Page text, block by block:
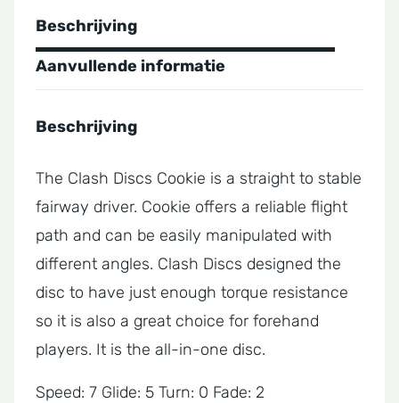
Beschrijving
Aanvullende informatie
Beschrijving
The Clash Discs Cookie is a straight to stable
fairway driver. Cookie offers a reliable flight
path and can be easily manipulated with
different angles. Clash Discs designed the
disc to have just enough torque resistance
so it is also a great choice for forehand
players. It is the all-in-one disc.
Speed: 7 Glide: 5 Turn: 0 Fade: 2